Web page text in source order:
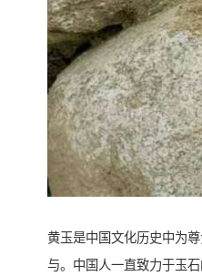
黄玉是中国文化历史中为
与。中国人一直致力于玉